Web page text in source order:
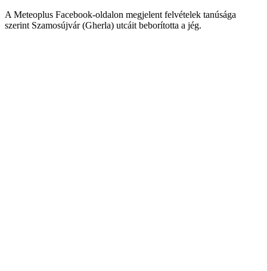
A Meteoplus Facebook-oldalon megjelent felvételek tanúsága
szerint Szamosújvár (Gherla) utcáit beborította a jég.